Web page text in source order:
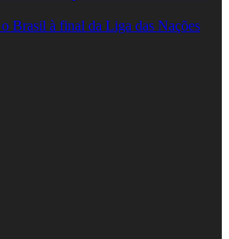
Brasil à final da Liga das Nações